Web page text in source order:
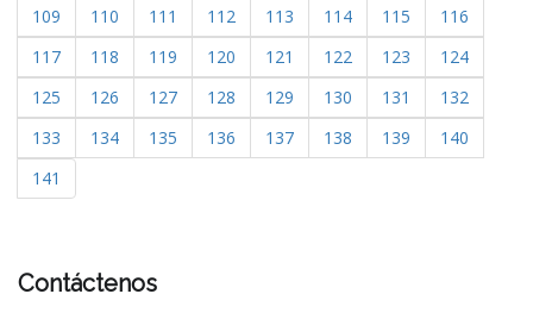
109
110 111 112 113 114 115
116
117
118 119 120 121 122 123
124
125
126 127 128 129 130 131
132
133
134 135 136 137 138 139
140
141
Contáctenos